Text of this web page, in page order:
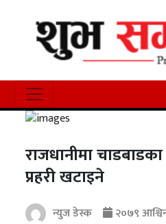
राजधानीमा
प्रहरी खटाइने
न्युज डेस्क
२०७९